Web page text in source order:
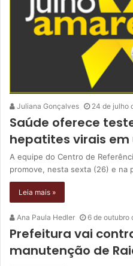
Juliana Gonçalves 24 de julho
Saúde oferece
hepatites virais em
A equipe do Centro de
promove, nesta sexta (26) e na
Leia mais »
Ana Paula Hedler 6 de outubro
Prefeitura vai
manutenção de